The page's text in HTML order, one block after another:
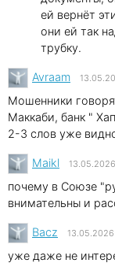
ей вернёт
они ей так
трубку.
Avraam
Мошенники
Маккаби, банк "
2-3 слов уже
Maikl
почему в Союзе
внимательны и
Bacz 13.05.2026
уже даже не